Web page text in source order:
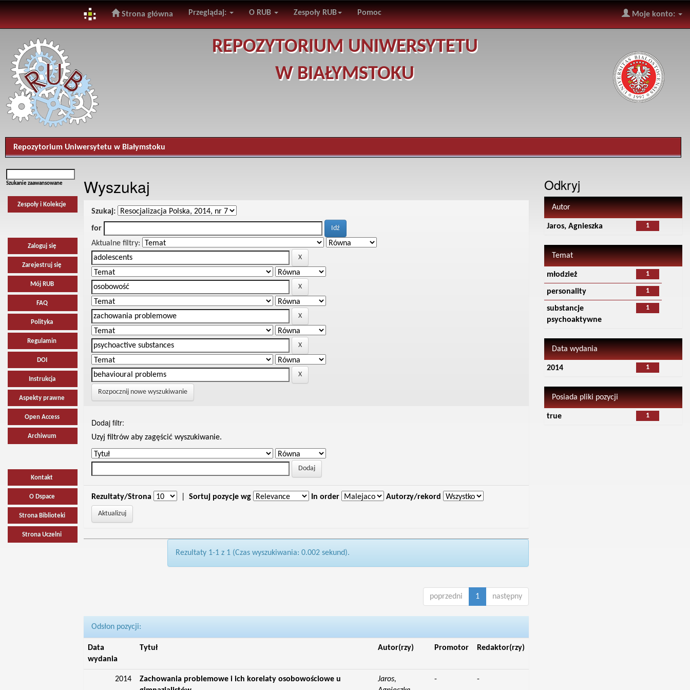
navigation
Strona główna Przeglądaj: O RUB Zespoły RUB Pomoc Moje konto:
REPOZYTORIUM UNIWERSYTETU
W BIAŁYMSTOKU
Repozytorium Uniwersytetu w Białymstoku
Szukanie zaawansowane
Zespoły i Kolekcje
Zaloguj się
Zarejestruj się
Mój RUB
FAQ
Polityka
Regulamin
DOI
Instrukcja
Aspekty prawne
Open Access
Archiwum
Kontakt
O Dspace
Strona Biblioteki
Strona Uczelni
Wyszukaj
Szukaj:
for
Aktualne filtry:
Rozpocznij nowe wyszukiwanie
Dodaj filtr:
Uzyj filtrów aby zagęścić wyszukiwanie.
Rezultaty/Strona Sortuj pozycje wg In order Autorzy/rekord
Rezultaty 1-1 z 1 (Czas wyszukiwania: 0.002 sekund).
poprzedni 1 następny
Odsłon pozycji:
Data
wydania
Tytuł Autor(rzy) Promotor Redaktor(rzy)
2014
Zachowania problemowe i ich korelaty osobowościowe u
Jaros,
- -
Odkryj
Autor
1
Jaros, Agnieszka
Temat
1
młodzież
1
personality
1
substancje
psychoaktywne
Data wydania
1
2014
Posiada pliki pozycji
1
true